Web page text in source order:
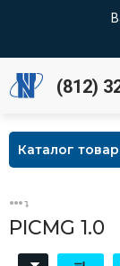
(812)
Каталог
PICMG 1.0